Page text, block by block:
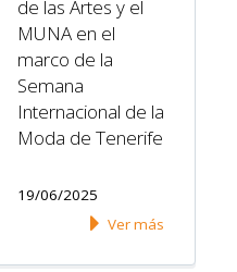
de las Artes y el
MUNA en el
marco de la
Semana
Internacional de la
Moda de Tenerife
19/06/2025
Ver más